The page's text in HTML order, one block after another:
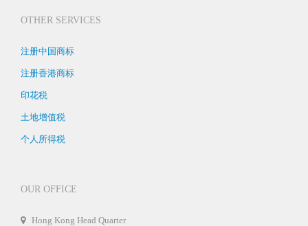
OTHER SERVICES
注册中国商标
注册香港商标
印花税
土地增值税
个人所得税
OUR OFFICE
Hong Kong Head Quarter